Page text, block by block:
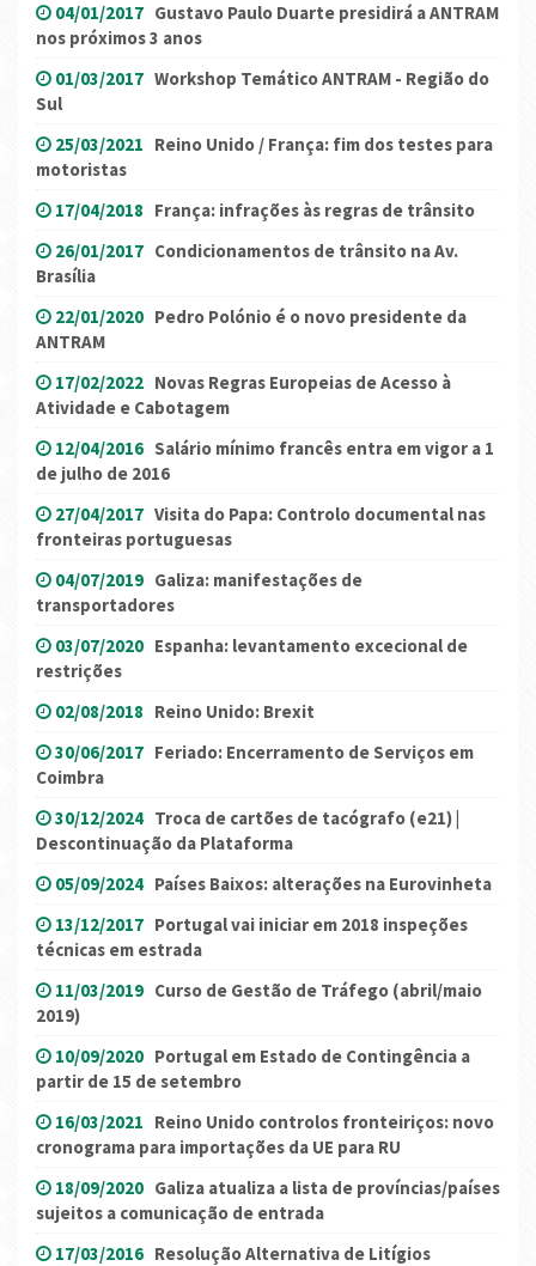
04/01/2017 Gustavo Paulo Duarte presidirá a ANTRAM
nos próximos 3 anos
01/03/2017 Workshop Temático ANTRAM - Região do
Sul
25/03/2021 Reino Unido / França: fim dos testes para
motoristas
17/04/2018 França: infrações às regras de trânsito
26/01/2017 Condicionamentos de trânsito na Av.
Brasília
22/01/2020 Pedro Polónio é o novo presidente da
ANTRAM
17/02/2022 Novas Regras Europeias de Acesso à
Atividade e Cabotagem
12/04/2016 Salário mínimo francês entra em vigor a 1
de julho de 2016
27/04/2017 Visita do Papa: Controlo documental nas
fronteiras portuguesas
04/07/2019 Galiza: manifestações de
transportadores
03/07/2020 Espanha: levantamento excecional de
restrições
02/08/2018 Reino Unido: Brexit
30/06/2017 Feriado: Encerramento de Serviços em
Coimbra
30/12/2024 Troca de cartões de tacógrafo (e21) |
Descontinuação da Plataforma
05/09/2024 Países Baixos: alterações na Eurovinheta
13/12/2017 Portugal vai iniciar em 2018 inspeções
técnicas em estrada
11/03/2019 Curso de Gestão de Tráfego (abril/maio
2019)
10/09/2020 Portugal em Estado de Contingência a
partir de 15 de setembro
16/03/2021 Reino Unido controlos fronteiriços: novo
cronograma para importações da UE para RU
18/09/2020 Galiza atualiza a lista de províncias/países
sujeitos a comunicação de entrada
17/03/2016 Resolução Alternativa de Litígios